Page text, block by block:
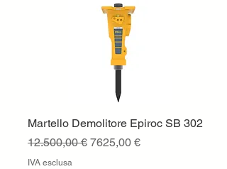
Martello Demolitore Epiroc SB 302
Prezzo regolare
12.500,00 € Prezzo scontato
7625,00 €
IVA esclusa